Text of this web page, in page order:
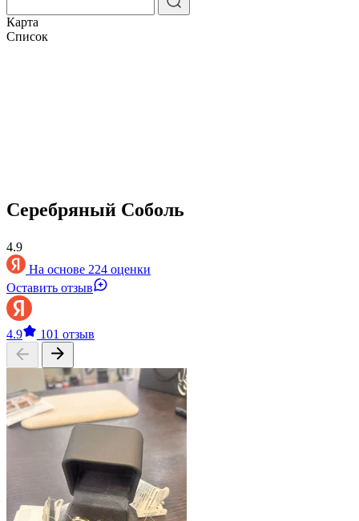
Карта
Список
Серебряный Соболь
4.9
На основе 224 оценки
Оставить отзыв
4.9 101 отзыв